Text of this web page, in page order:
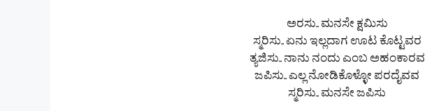
ಅರಸು.. ಮನಸೇ ಕ್ಷಮಿಸು
ಸ್ಮರಿಸು.. ಏನು ಇಲ್ಲದಾಗ ಊಟ ಕೊಟ್ಟವರ
ತ್ಯಜಿಸು.. ನಾನು ನಂದು ಎಂಬ ಅಹಂಕಾರವ
ಜಪಿಸು.. ಎಲ್ಲ ನೋಡಿಕೊಳ್ಳೋ ಪರದೈವವ
ಸ್ಮರಿಸು.. ಮನಸೇ ಜಪಿಸು